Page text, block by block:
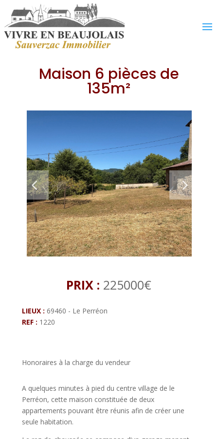
Maison 6 pièces de
135m²
PRIX : 225000€
LIEUX : 69460 - Le Perréon
REF : 1220
Honoraires à la charge du vendeur
A quelques minutes à pied du centre village de le
Perréon, cette maison constituée de deux
appartements pouvant être réunis afin de créer une
seule habitation.